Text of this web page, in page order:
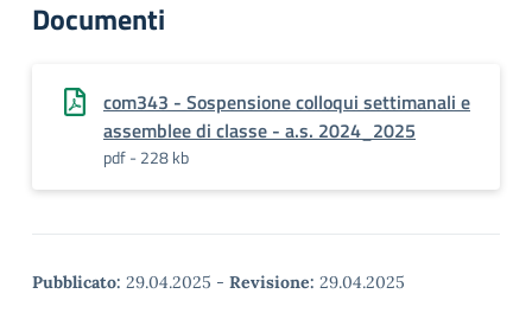
Documenti
com343 - Sospensione colloqui settimanali e
assemblee di classe - a.s. 2024_2025
pdf - 228 kb
Pubblicato: 29.04.2025 - Revisione: 29.04.2025